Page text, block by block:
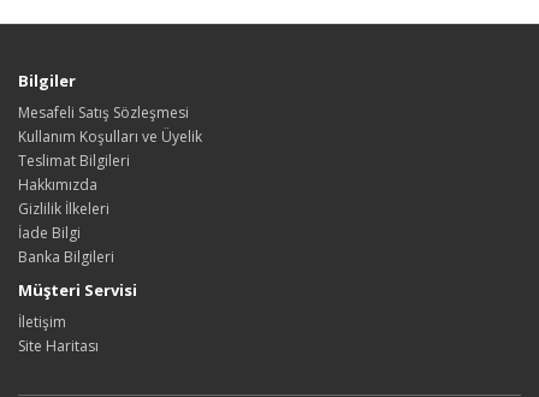
Bilgiler
Mesafeli Satış Sözleşmesi
Kullanım Koşulları ve Üyelik
Teslimat Bilgileri
Hakkımızda
Gizlilik İlkeleri
İade Bilgi
Banka Bilgileri
Müşteri Servisi
İletişim
Site Haritası